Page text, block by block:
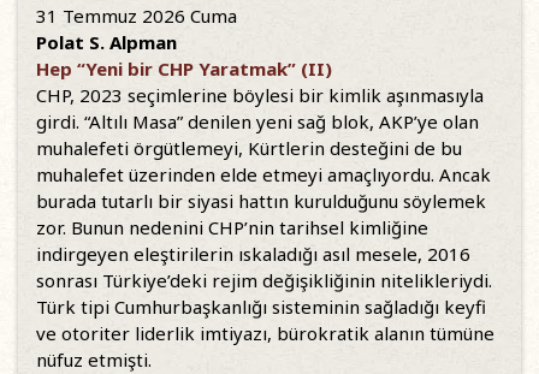
31 Temmuz 2026 Cuma
Polat S. Alpman
Hep “Yeni bir CHP Yaratmak” (II)
CHP, 2023 seçimlerine böylesi bir kimlik aşınmasıyla
girdi. “Altılı Masa” denilen yeni sağ blok, AKP’ye olan
muhalefeti örgütlemeyi, Kürtlerin desteğini de bu
muhalefet üzerinden elde etmeyi amaçlıyordu. Ancak
burada tutarlı bir siyasi hattın kurulduğunu söylemek
zor. Bunun nedenini CHP’nin tarihsel kimliğine
indirgeyen eleştirilerin ıskaladığı asıl mesele, 2016
sonrası Türkiye’deki rejim değişikliğinin nitelikleriydi.
Türk tipi Cumhurbaşkanlığı sisteminin sağladığı keyfi
ve otoriter liderlik imtiyazı, bürokratik alanın tümüne
nüfuz etmişti.